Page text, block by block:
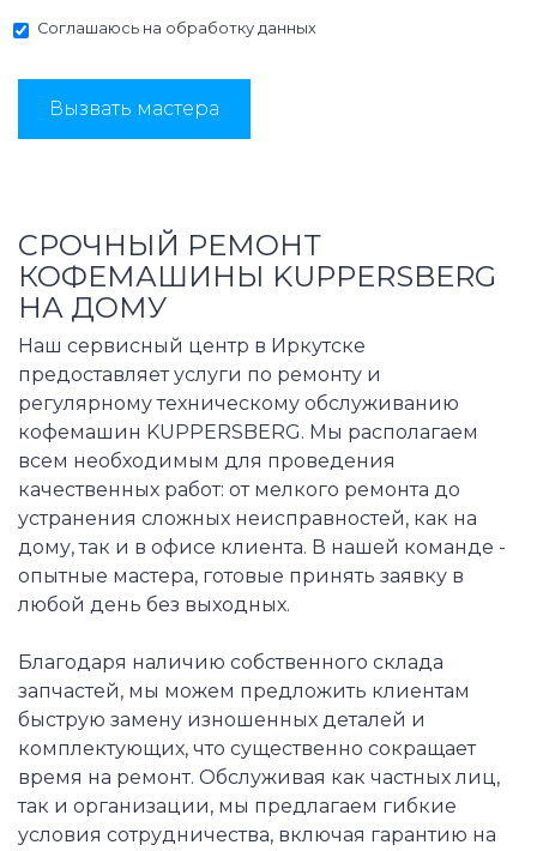
Соглашаюсь на обработку данных
Вызвать мастера
СРОЧНЫЙ РЕМОНТ
КОФЕМАШИНЫ KUPPERSBERG
НА ДОМУ
Наш сервисный центр в Иркутске
предоставляет услуги по ремонту и
регулярному техническому обслуживанию
кофемашин KUPPERSBERG. Мы располагаем
всем необходимым для проведения
качественных работ: от мелкого ремонта до
устранения сложных неисправностей, как на
дому, так и в офисе клиента. В нашей команде -
опытные мастера, готовые принять заявку в
любой день без выходных.
Благодаря наличию собственного склада
запчастей, мы можем предложить клиентам
быструю замену изношенных деталей и
комплектующих, что существенно сокращает
время на ремонт. Обслуживая как частных лиц,
так и организации, мы предлагаем гибкие
условия сотрудничества, включая гарантию на